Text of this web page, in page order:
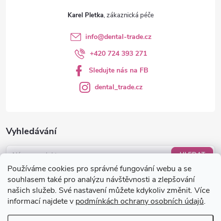
Používáme cookies pro správné fungování webu a se
souhlasem také pro analýzu návštěvnosti a zlepšování
našich služeb. Své nastavení můžete kdykoliv změnit. Více
informací najdete v podmínkách ochrany osobních údajů.
Vyhledávání
HLEDAT
Nákupní košík
0KS /0 KČ
Karel Pletka
info@dental-trade.cz
+420 724 393 271
Sledujte nás na FB
dental_trade.cz